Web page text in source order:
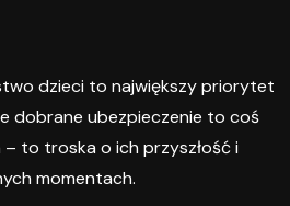
dzieci to największy priorytet
dobrane ubezpieczenie to coś
to troska o ich przyszłość i
momentach.